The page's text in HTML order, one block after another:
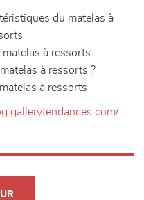
du matelas à
matelas à ressorts
à ressorts ?
à ressorts